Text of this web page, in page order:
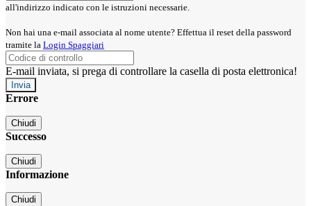
all'indirizzo indicato con le istruzioni necessarie.
Non hai una e-mail associata al nome utente? Effettua il reset della password
tramite la Login Spaggiari
E-mail inviata, si prega di controllare la casella di posta elettronica!
Errore
Chiudi
Successo
Chiudi
Informazione
Chiudi